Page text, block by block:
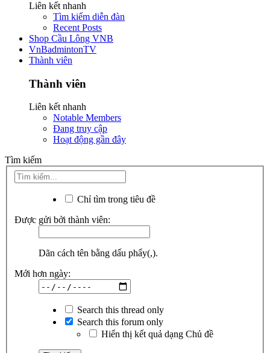
Liên kết nhanh
Tìm kiếm diễn đàn
Recent Posts
Shop Cầu Lông VNB
VnBadmintonTV
Thành viên
Thành viên
Liên kết nhanh
Notable Members
Đang truy cập
Hoạt động gần đây
Tìm kiếm
Chỉ tìm trong tiêu đề
Được gửi bởi thành viên:
Dãn cách tên bằng dấu phẩy(,).
Mới hơn ngày:
Search this thread only
Search this forum only
Hiển thị kết quả dạng Chủ đề